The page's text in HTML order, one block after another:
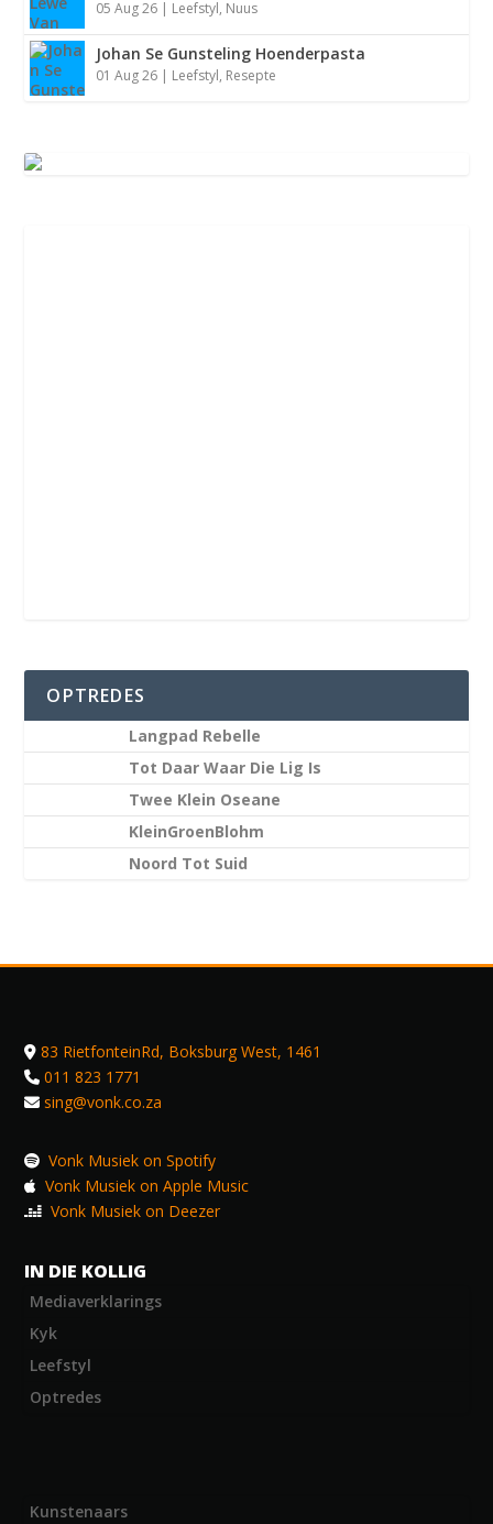
05 Aug 26 | Leefstyl, Nuus
Johan Se Gunsteling Hoenderpasta
01 Aug 26 | Leefstyl, Resepte
OPTREDES
Langpad Rebelle
Tot Daar Waar Die Lig Is
Twee Klein Oseane
KleinGroenBlohm
Noord Tot Suid
83 RietfonteinRd, Boksburg West, 1461
011 823 1771
sing@vonk.co.za
Vonk Musiek on Spotify
Vonk Musiek on Apple Music
Vonk Musiek on Deezer
IN DIE KOLLIG
Mediaverklarings
Kyk
Leefstyl
Optredes
Kunstenaars